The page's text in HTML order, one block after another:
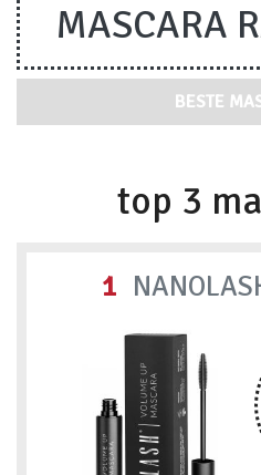
MASCARA
BESTE
top 3
1